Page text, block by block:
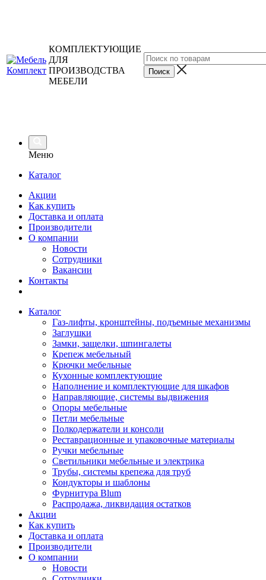
КОМПЛЕКТУЮЩИЕ
ДЛЯ
ПРОИЗВОДСТВА
МЕБЕЛИ
Меню
Каталог
Акции
Как купить
Доставка и оплата
Производители
О компании
Новости
Сотрудники
Вакансии
Контакты
Каталог
Газ-лифты, кронштейны, подъемные механизмы
Заглушки
Замки, защелки, шпингалеты
Крепеж мебельный
Крючки мебельные
Кухонные комплектующие
Наполнение и комплектующие для шкафов
Направляющие, системы выдвижения
Опоры мебельные
Петли мебельные
Полкодержатели и консоли
Реставрационные и упаковочные материалы
Ручки мебельные
Светильники мебельные и электрика
Трубы, системы крепежа для труб
Кондукторы и шаблоны
Фурнитура Blum
Распродажа, ликвидация остатков
Акции
Как купить
Доставка и оплата
Производители
О компании
Новости